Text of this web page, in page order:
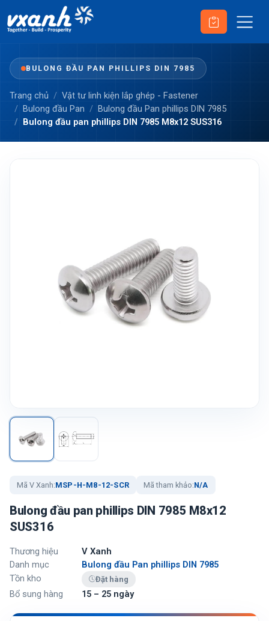
BULONG ĐẦU PAN PHILLIPS DIN 7985
Trang chủ
Vật tư linh kiện lắp ghép - Fastener
Bulong đầu Pan
Bulong đầu Pan phillips DIN 7985
Bulong đầu pan phillips DIN 7985 M8x12 SUS316
Mã V Xanh:MSP-H-M8-12-SCR Mã tham khảo:N/A
Bulong đầu pan phillips DIN 7985 M8x12
SUS316
Thương hiệu
V Xanh
Danh mục
Bulong đầu Pan phillips DIN 7985
Tồn kho
Đặt hàng
Bổ sung hàng 15 – 25 ngày